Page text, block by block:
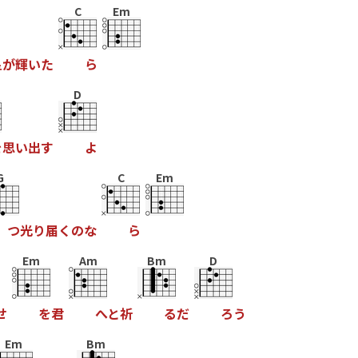
が輝いた
C
ら
Em
思い出す
D
よ
つ光り届く のな
C
ら
Em
Em
を君
Am
へと祈
Bm
るだ
D
ろう
Em Bm